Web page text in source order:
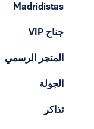
Madridistas
جناح VIP
المتجر الرسمي
الجولة
تذاكر